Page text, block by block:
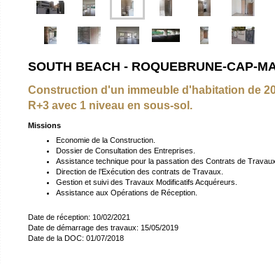
SOUTH BEACH - ROQUEBRUNE-CAP-
Construction d'un immeuble d'habitation de
R+3 avec 1 niveau en sous-sol.
Missions
Economie de la Construction.
Dossier de Consultation des Entreprises.
Assistance technique pour la passation des Contrats de
Direction de l’Exécution des contrats de Travaux.
Gestion et suivi des Travaux Modificatifs Acquéreurs.
Assistance aux Opérations de Réception.
Date de réception: 10/02/2021
Date de démarrage des travaux: 15/05/2019
Date de la DOC: 01/07/2018